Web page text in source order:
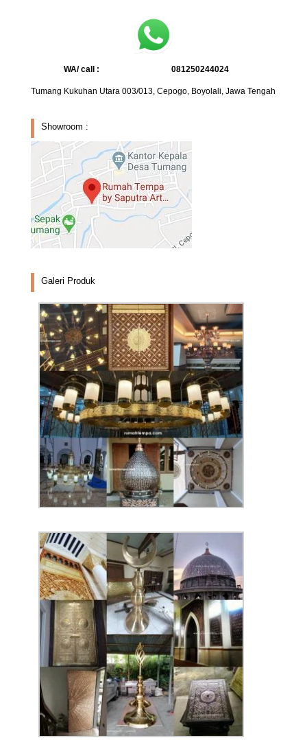
WA/ call : 081250244024
Tumang Kukuhan Utara 003/013, Cepogo, Boyolali, Jawa Tengah
Showroom :
Galeri Produk